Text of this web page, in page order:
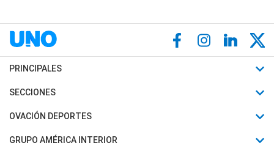
PRINCIPALES
Últimas Noticias
Política
SECCIONES
Horóscopo
Motores
OVACIÓN DEPORTES
Fútbol
GRUPO AMÉRICA INTERIOR